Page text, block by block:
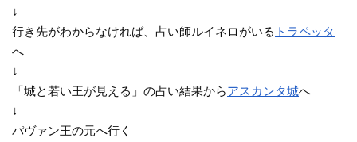
↓
行き先がわからなければ、占い師ルイネロがいる トラペッタ
へ
↓
「城と若い王が見える」の占い結果からアスカンタ城へ
↓
パヴァン王の元へ行く